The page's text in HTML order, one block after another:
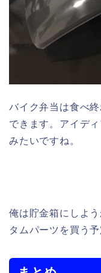
バイク弁当は食べ
できます。アイデ
みたいですね。
俺は貯金箱にしよ
タムパーツを買う予